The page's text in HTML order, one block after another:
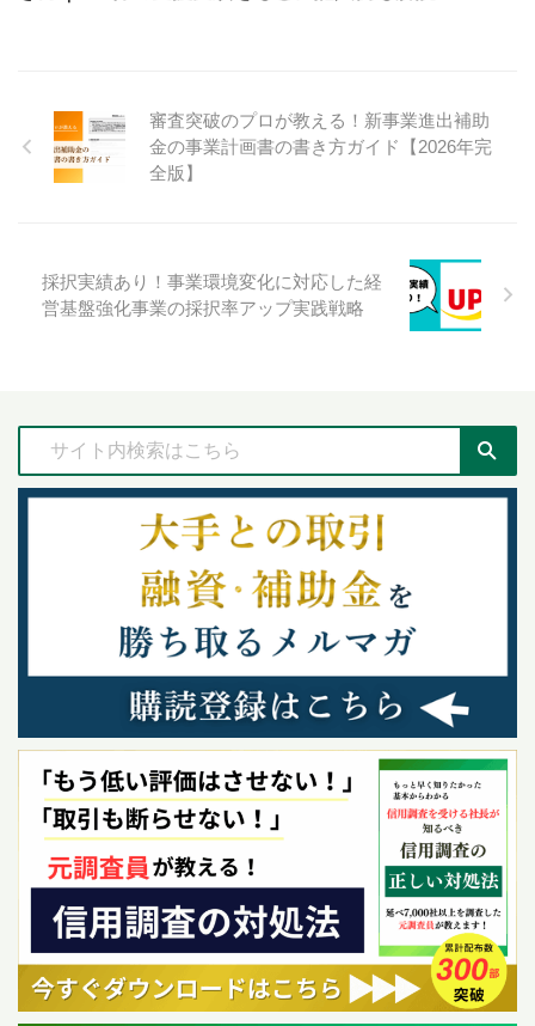
審査突破のプロが教える！新事業進出補助
金の事業計画書の書き方ガイド【2026年完
全版】
採択実績あり！事業環境変化に対応した経
営基盤強化事業の採択率アップ実践戦略